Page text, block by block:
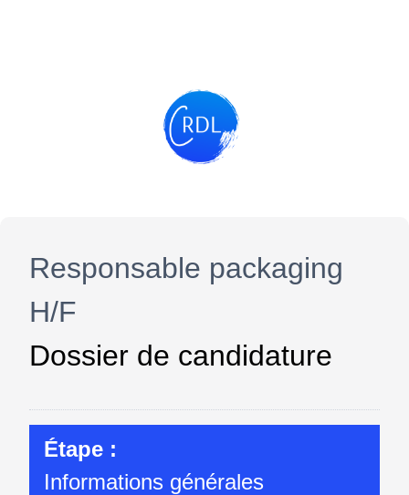
Responsable packaging
H/F
Dossier de candidature
Étape :
Informations générales